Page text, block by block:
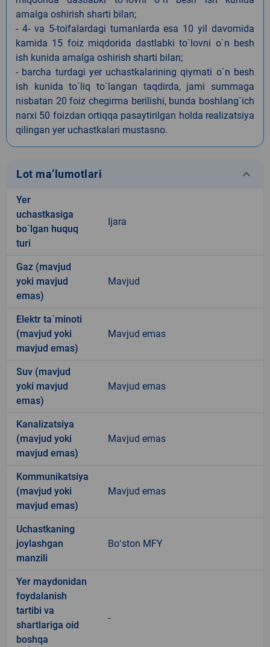
amalga oshirish sharti bilan;
- 4- va 5-toifalardagi tumanlarda esa 10 yil davomida
kamida 15 foiz miqdorida dastlabki to`lovni o`n besh
ish kunida amalga oshirish sharti bilan;
- barcha turdagi yer uchastkalarining qiymati o`n besh
ish kunida to`liq to`langan taqdirda, jami summaga
nisbatan 20 foiz chegirma berilishi, bunda boshlang`ich
narxi 50 foizdan ortiqqa pasaytirilgan holda realizatsiya
qilingan yer uchastkalari mustasno.
Lot ma’lumotlari keyboard_arrow_down
Yer
uchastkasiga
bo`lgan huquq
turi
Ijara
Gaz (mavjud
yoki mavjud
emas)
Mavjud
Elektr ta`minoti
(mavjud yoki
mavjud emas)
Mavjud emas
Suv (mavjud
yoki mavjud
emas)
Mavjud emas
Kanalizatsiya
(mavjud yoki
mavjud emas)
Mavjud emas
Kommunikatsiya
(mavjud yoki
mavjud emas)
Mavjud emas
Uchastkaning
joylashgan
manzili
Boʻston MFY
Yer maydonidan
foydalanish
tartibi va
shartlariga oid
boshqa
-